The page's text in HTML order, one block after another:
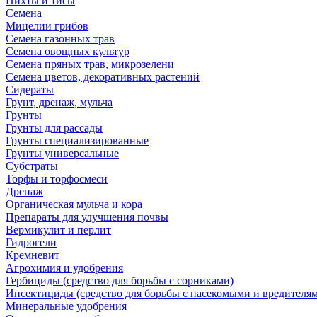
Семена
Мицелии грибов
Семена газонных трав
Семена овощных культур
Семена пряных трав, микрозелени
Семена цветов, декоративных растений
Сидераты
Грунт, дренаж, мульча
Грунты
Грунты для рассады
Грунты специализированные
Грунты универсальные
Субстраты
Торфы и торфосмеси
Дренаж
Органическая мульча и кора
Препараты для улучшения почвы
Вермикулит и перлит
Гидрогели
Кремневит
Агрохимия и удобрения
Гербициды (средство для борьбы с сорниками)
Инсектициды (средство для борьбы с насекомыми и
Минеральные удобрения